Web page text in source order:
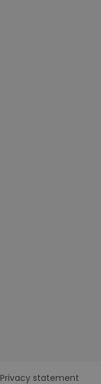
Privacy statement